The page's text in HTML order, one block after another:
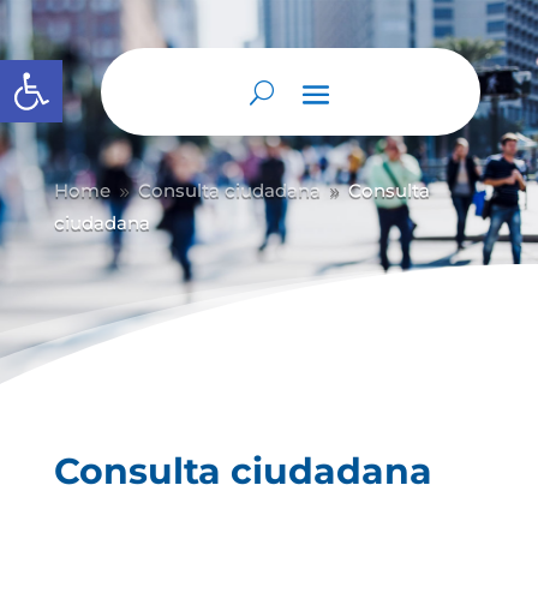
Abrir barra de herramientas
Home 9 Consulta ciudadana 9 Consulta
ciudadana
Consulta ciudadana